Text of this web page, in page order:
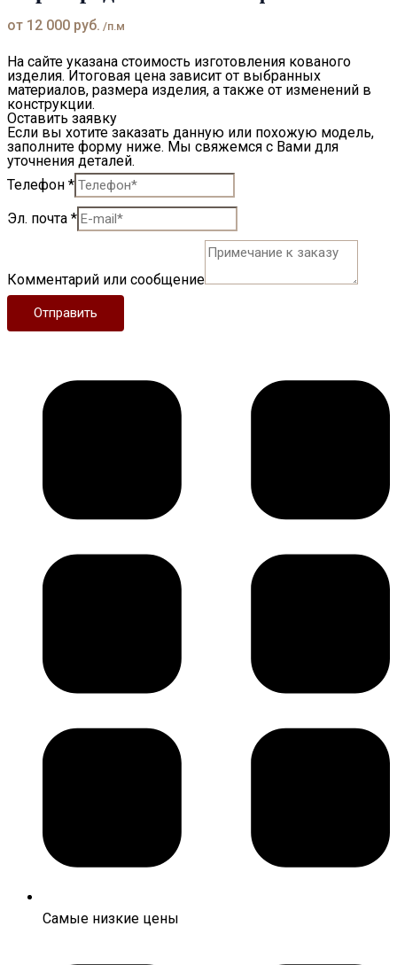
от 12 000 руб. /п.м
На сайте указана стоимость изготовления кованого
изделия. Итоговая цена зависит от выбранных
материалов, размера изделия, а также от изменений в
конструкции.
Оставить заявку
Если вы хотите заказать данную или похожую модель,
заполните форму ниже. Мы свяжемся с Вами для
уточнения деталей.
Телефон *
Эл. почта *
Комментарий или сообщение
Отправить
Самые низкие цены